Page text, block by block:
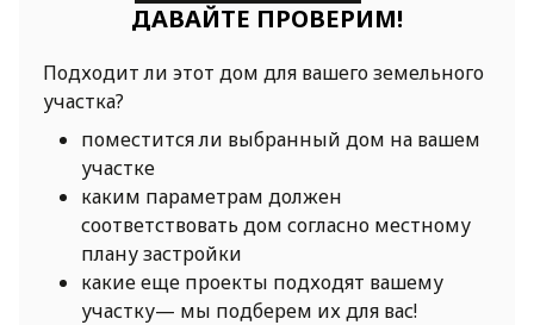
ДАВАЙТЕ ПРОВЕРИМ!
Подходит ли этот дом для вашего земельного
участка?
поместится ли выбранный дом на вашем
участке
каким параметрам должен
соответствовать дом согласно местному
плану застройки
какие еще проекты подходят вашему
участку— мы подберем их для вас!